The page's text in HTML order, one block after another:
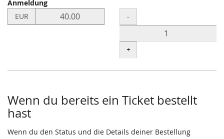
Anmeldung
Preis
in
EUR Menge
-
+
Wenn du bereits ein Ticket bestellt
hast
Wenn du den Status und die Details deiner Bestellung